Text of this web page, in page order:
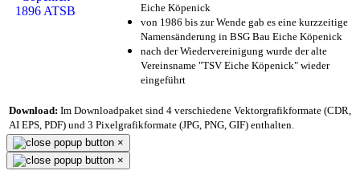
Eiche Köpenick
von 1986 bis zur Wende gab es eine kurzzeitige
Namensänderung in BSG Bau Eiche Köpenick
nach der Wiedervereinigung wurde der alte
Vereinsname "TSV Eiche Köpenick" wieder
eingeführt
Download: Im Downloadpaket sind 4 verschiedene Vektorgrafikformate (CDR,
AI EPS, PDF) und 3 Pixelgrafikformate (JPG, PNG, GIF) enthalten.
×
×